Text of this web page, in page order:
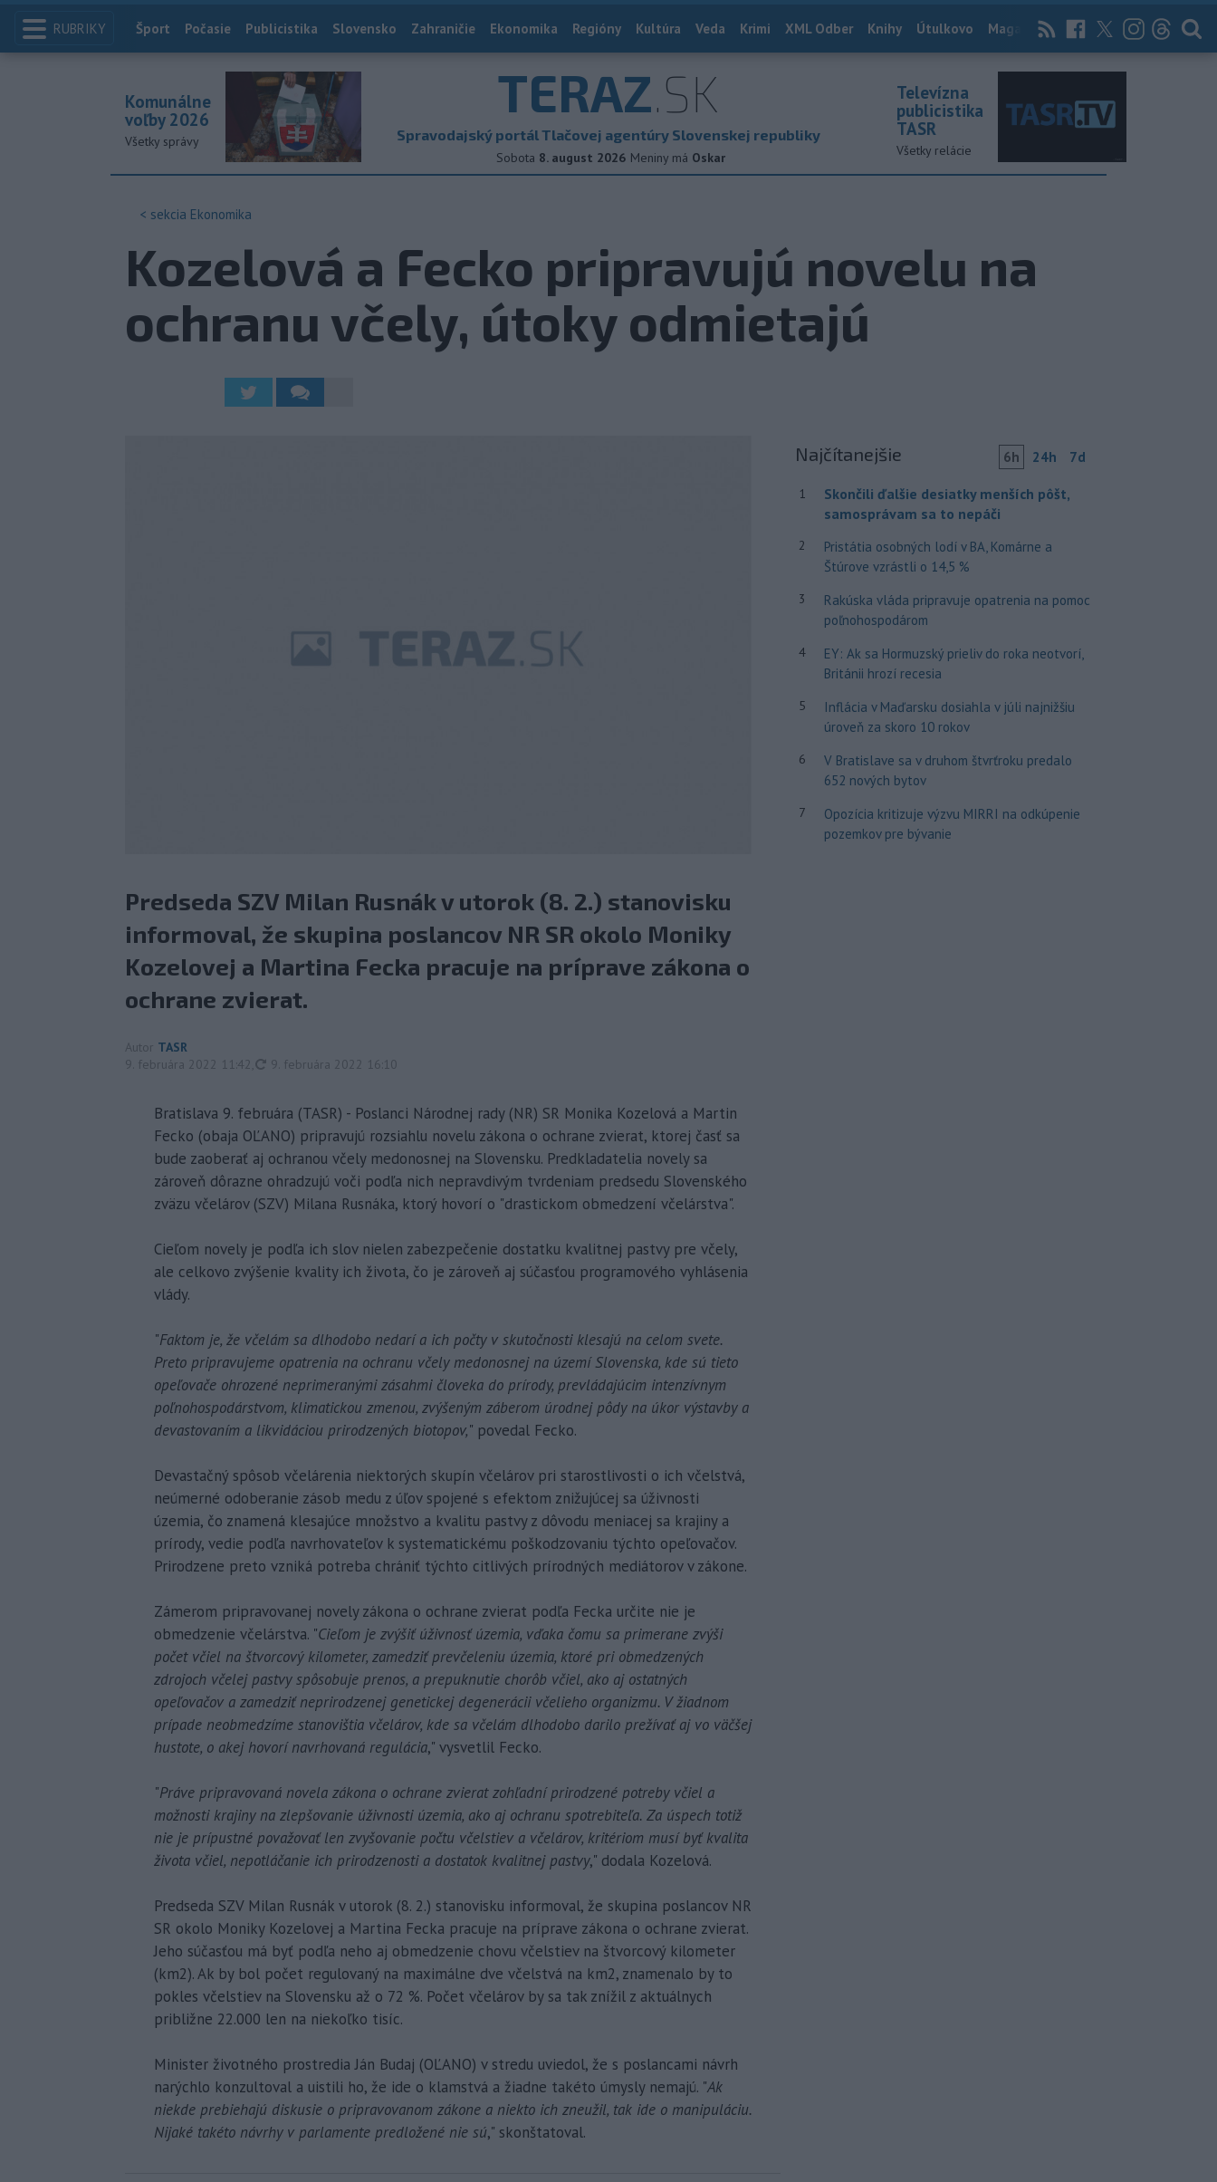
RUBRIKY Index
Šport Počasie Publicistika Slovensko Zahraničie Ekonomika Regióny Kultúra Veda Krimi XML Odber Knihy Útulkovo Magazín News Now Archív
TERAZ.SK
Spravodajský portál Tlačovej agentúry Slovenskej republiky
Sobota 8. august 2026 Meniny má Oskar
Komunálne
voľby 2026
Všetky správy
Televízna
publicistika
TASR
Všetky relácie
< sekcia Ekonomika
Kozelová a Fecko pripravujú novelu na
ochranu včely, útoky odmietajú
Predseda SZV Milan Rusnák v utorok (8. 2.) stanovisku
informoval, že skupina poslancov NR SR okolo Moniky
Kozelovej a Martina Fecka pracuje na príprave zákona o
ochrane zvierat.
Autor TASR
9. februára 2022 11:42
aktualizované
9. februára 2022 16:10
Bratislava 9. februára (TASR) - Poslanci Národnej rady (NR) SR Monika Kozelová a Martin
Fecko (obaja OĽANO) pripravujú rozsiahlu novelu zákona o ochrane zvierat, ktorej časť sa
bude zaoberať aj ochranou včely medonosnej na Slovensku. Predkladatelia novely sa
zároveň dôrazne ohradzujú voči podľa nich nepravdivým tvrdeniam predsedu Slovenského
zväzu včelárov (SZV) Milana Rusnáka, ktorý hovorí o "drastickom obmedzení včelárstva".
Cieľom novely je podľa ich slov nielen zabezpečenie dostatku kvalitnej pastvy pre včely,
ale celkovo zvýšenie kvality ich života, čo je zároveň aj súčasťou programového vyhlásenia
vlády.
"Faktom je, že včelám sa dlhodobo nedarí a ich počty v skutočnosti klesajú na celom svete.
Preto pripravujeme opatrenia na ochranu včely medonosnej na území Slovenska, kde sú tieto
opeľovače ohrozené neprimeranými zásahmi človeka do prírody, prevládajúcim intenzívnym
poľnohospodárstvom, klimatickou zmenou, zvýšeným záberom úrodnej pôdy na úkor výstavby a
devastovaním a likvidáciou prirodzených biotopov," povedal Fecko.
Devastačný spôsob včelárenia niektorých skupín včelárov pri starostlivosti o ich včelstvá,
neúmerné odoberanie zásob medu z úľov spojené s efektom znižujúcej sa úživnosti
územia, čo znamená klesajúce množstvo a kvalitu pastvy z dôvodu meniacej sa krajiny a
prírody, vedie podľa navrhovateľov k systematickému poškodzovaniu týchto opeľovačov.
Prirodzene preto vzniká potreba chrániť týchto citlivých prírodných mediátorov v zákone.
Zámerom pripravovanej novely zákona o ochrane zvierat podľa Fecka určite nie je
obmedzenie včelárstva. "Cieľom je zvýšiť úživnosť územia, vďaka čomu sa primerane zvýši
počet včiel na štvorcový kilometer, zamedziť prevčeleniu územia, ktoré pri obmedzených
zdrojoch včelej pastvy spôsobuje prenos, a prepuknutie chorôb včiel, ako aj ostatných
opeľovačov a zamedziť neprirodzenej genetickej degenerácii včelieho organizmu. V žiadnom
prípade neobmedzíme stanovištia včelárov, kde sa včelám dlhodobo darilo prežívať aj vo väčšej
hustote, o akej hovorí navrhovaná regulácia," vysvetlil Fecko.
"Práve pripravovaná novela zákona o ochrane zvierat zohľadní prirodzené potreby včiel a
možnosti krajiny na zlepšovanie úživnosti územia, ako aj ochranu spotrebiteľa. Za úspech totiž
nie je prípustné považovať len zvyšovanie počtu včelstiev a včelárov, kritériom musí byť kvalita
života včiel, nepotláčanie ich prirodzenosti a dostatok kvalitnej pastvy," dodala Kozelová.
Predseda SZV Milan Rusnák v utorok (8. 2.) stanovisku informoval, že skupina poslancov NR
SR okolo Moniky Kozelovej a Martina Fecka pracuje na príprave zákona o ochrane zvierat.
Jeho súčasťou má byť podľa neho aj obmedzenie chovu včelstiev na štvorcový kilometer
(km2). Ak by bol počet regulovaný na maximálne dve včelstvá na km2, znamenalo by to
pokles včelstiev na Slovensku až o 72 %. Počet včelárov by sa tak znížil z aktuálnych
približne 22.000 len na niekoľko tisíc.
Minister životného prostredia Ján Budaj (OĽANO) v stredu uviedol, že s poslancami návrh
narýchlo konzultoval a uistili ho, že ide o klamstvá a žiadne takéto úmysly nemajú. "Ak
niekde prebiehajú diskusie o pripravovanom zákone a niekto ich zneužil, tak ide o manipuláciu.
Nijaké takéto návrhy v parlamente predložené nie sú," skonštatoval.
Najčítanejšie 6h 24h 7d
1
Skončili ďalšie desiatky menších pôšt,
samosprávam sa to nepáči
2
Pristátia osobných lodí v BA, Komárne a
Štúrove vzrástli o 14,5 %
3
Rakúska vláda pripravuje opatrenia na pomoc
poľnohospodárom
4
EY: Ak sa Hormuzský prieliv do roka neotvorí,
Británii hrozí recesia
5
Inflácia v Maďarsku dosiahla v júli najnižšiu
úroveň za skoro 10 rokov
6
V Bratislave sa v druhom štvrťroku predalo
652 nových bytov
7
Opozícia kritizuje výzvu MIRRI na odkúpenie
pozemkov pre bývanie